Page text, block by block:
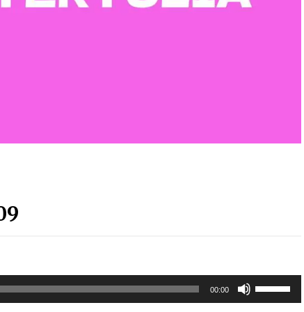
Arrosa sareko IX. topaketak!
00:00
gora/behera